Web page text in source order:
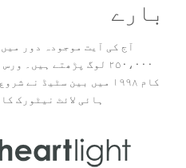
بارے
آج کی آیت موجودہ دور
۲۵۰،۰۰۰ لوگ پڑھتے ہیں۔
ہائی لائٹ نیٹورک